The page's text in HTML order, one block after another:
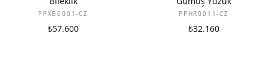
PPXB0001-CZ
₺57.600
PPHR0011-CZ
₺32.160